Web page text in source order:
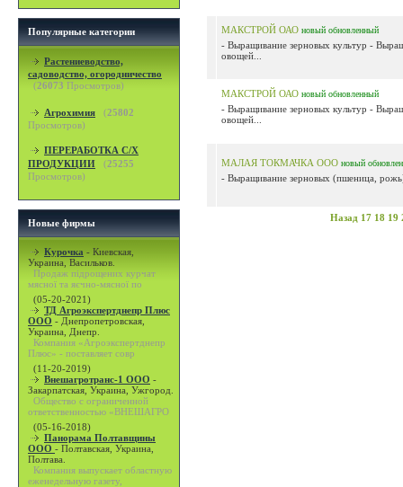
Популярные категории
Растениеводство,
садоводство, огородничество
(26073 Просмотров)
Агрохимия (25802
Просмотров)
ПЕРЕРАБОТКА С/Х
ПРОДУКЦИИ
(25255
Просмотров)
Новые фирмы
Курочка - Киевская,
Украина, Васильков.
Продаж підрощених курчат
мясної та яєчно-мясної по
(05-20-2021)
ТД Агроэкспертднепр Плюс
ООО - Днепропетровская,
Украина, Днепр.
Компания «Агроэкспертднепр
Плюс» - поставляет совр
(11-20-2019)
Внешагротранс-1 ООО -
Закарпатская, Украина, Ужгород.
Общество с ограниченной
ответственностью «ВНЕШАГРО
(05-16-2018)
Панорама Полтавщины
ООО - Полтавская, Украина,
Полтава.
Компания выпускает областную
еженедельную газету,
МАКСТРОЙ ОАО новый обновленный
- Выращивание зерновых культур -
овощей...
МАКСТРОЙ ОАО новый обновленный
- Выращивание зерновых культур -
овощей...
МАЛАЯ ТОКМАЧКА ООО новый
- Выращивание зерновых (пшеница,
Назад 17 18 19